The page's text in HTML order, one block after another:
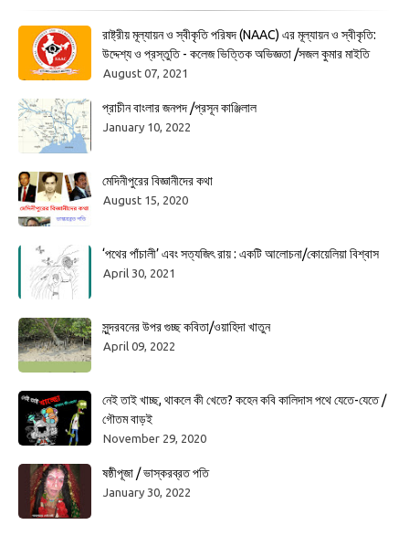
রাষ্ট্রীয় মূল্যায়ন ও স্বীকৃতি পরিষদ (NAAC) এর মূল্যায়ন ও স্বীকৃতি:
উদ্দেশ্য ও প্রস্তুতি - কলেজ ভিত্তিক অভিজ্ঞতা /সজল কুমার মাইতি
August 07, 2021
প্রাচীন বাংলার জনপদ /প্রসূন কাঞ্জিলাল
January 10, 2022
মেদিনীপুরের বিজ্ঞানীদের কথা
August 15, 2020
‘পথের পাঁচালী’ এবং সত্যজিৎ রায় : একটি আলোচনা/কোয়েলিয়া বিশ্বাস
April 30, 2021
সুন্দরবনের উপর গুচ্ছ কবিতা/ওয়াহিদা খাতুন
April 09, 2022
নেই তাই খাচ্ছ, থাকলে কী খেতে? কহেন কবি কালিদাস পথে যেতে-যেতে /
গৌতম বাড়ই
November 29, 2020
ষষ্ঠীপূজা / ভাস্করব্রত পতি
January 30, 2022